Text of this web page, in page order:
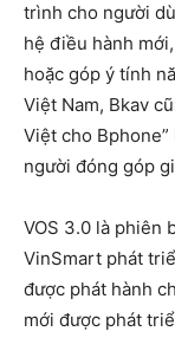
trình cho người
hệ điều hành
hoặc góp ý tính
Việt Nam, Bkav
Việt cho
người đóng góp
VOS 3.0 là phiên
VinSmart phát
được phát hành
mới được phát